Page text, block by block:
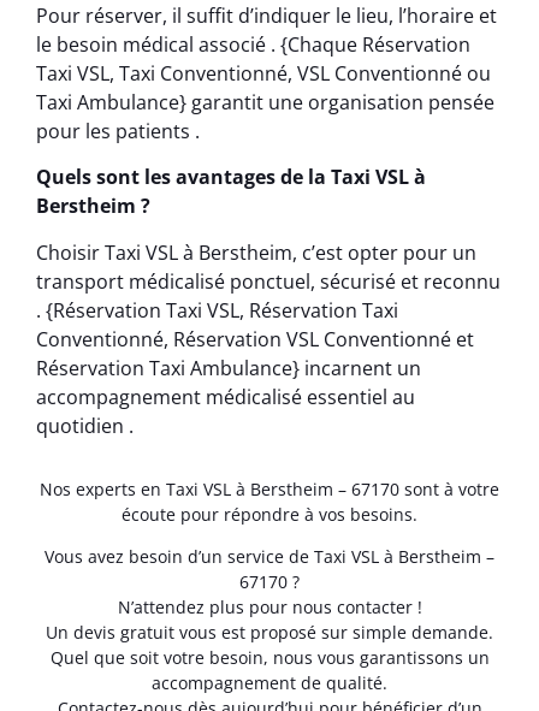
Pour réserver, il suffit d’indiquer le lieu, l’horaire et
le besoin médical associé . {Chaque Réservation
Taxi VSL, Taxi Conventionné, VSL Conventionné ou
Taxi Ambulance} garantit une organisation pensée
pour les patients .
Quels sont les avantages de la Taxi VSL à
Berstheim ?
Choisir Taxi VSL à Berstheim, c’est opter pour un
transport médicalisé ponctuel, sécurisé et reconnu
. {Réservation Taxi VSL, Réservation Taxi
Conventionné, Réservation VSL Conventionné et
Réservation Taxi Ambulance} incarnent un
accompagnement médicalisé essentiel au
quotidien .
Nos experts en Taxi VSL à Berstheim – 67170 sont à votre
écoute pour répondre à vos besoins.
Vous avez besoin d’un service de Taxi VSL à Berstheim –
67170 ?
N’attendez plus pour nous contacter !
Un devis gratuit vous est proposé sur simple demande.
Quel que soit votre besoin, nous vous garantissons un
accompagnement de qualité.